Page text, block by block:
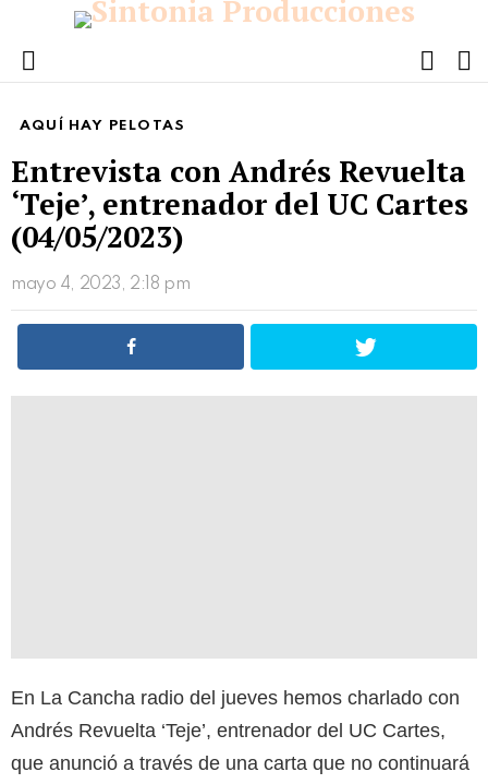
Menu
AQUÍ HAY PELOTAS
Entrevista con Andrés Revuelta
‘Teje’, entrenador del UC Cartes
(04/05/2023)
mayo 4, 2023, 2:18 pm
En La Cancha radio del jueves hemos charlado con
Andrés Revuelta ‘Teje’, entrenador del UC Cartes,
que anunció a través de una carta que no continuará